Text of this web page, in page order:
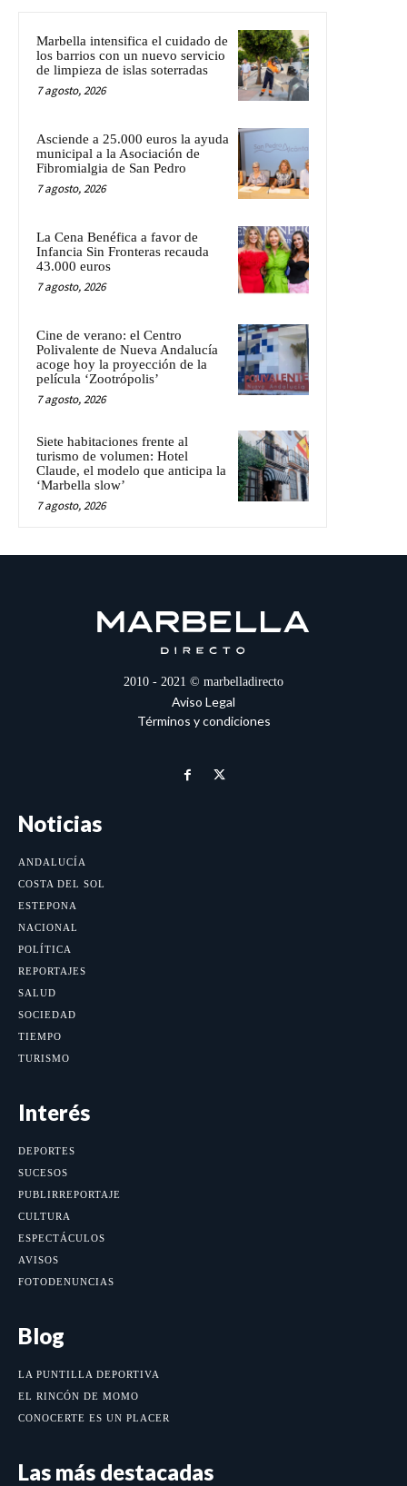
Marbella intensifica el cuidado de
los barrios con un nuevo servicio
de limpieza de islas soterradas
7 agosto, 2026
Asciende a 25.000 euros la ayuda
municipal a la Asociación de
Fibromialgia de San Pedro
7 agosto, 2026
La Cena Benéfica a favor de
Infancia Sin Fronteras recauda
43.000 euros
7 agosto, 2026
Cine de verano: el Centro
Polivalente de Nueva Andalucía
acoge hoy la proyección de la
película ‘Zootrópolis’
7 agosto, 2026
Siete habitaciones frente al
turismo de volumen: Hotel
Claude, el modelo que anticipa la
‘Marbella slow’
7 agosto, 2026
2010 - 2021 © marbelladirecto
Aviso Legal
Términos y condiciones
Noticias
ANDALUCÍA
COSTA DEL SOL
ESTEPONA
NACIONAL
POLÍTICA
REPORTAJES
SALUD
SOCIEDAD
TIEMPO
TURISMO
Interés
DEPORTES
SUCESOS
PUBLIRREPORTAJE
CULTURA
ESPECTÁCULOS
AVISOS
FOTODENUNCIAS
Blog
LA PUNTILLA DEPORTIVA
EL RINCÓN DE MOMO
CONOCERTE ES UN PLACER
Las más destacadas